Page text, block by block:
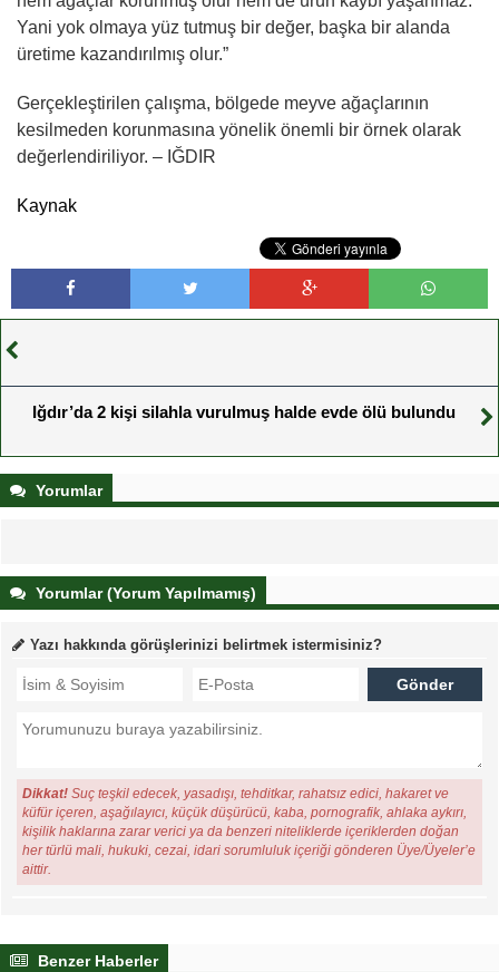
Yani yok olmaya yüz tutmuş bir değer, başka bir alanda
üretime kazandırılmış olur.”
Gerçekleştirilen çalışma, bölgede meyve ağaçlarının
kesilmeden korunmasına yönelik önemli bir örnek olarak
değerlendiriliyor. – IĞDIR
Kaynak
Iğdır’da 2 kişi silahla vurulmuş halde evde ölü bulundu
Yorumlar
Yorumlar (Yorum Yapılmamış)
Yazı hakkında görüşlerinizi belirtmek istermisiniz?
Dikkat! Suç teşkil edecek, yasadışı, tehditkar, rahatsız edici, hakaret ve
küfür içeren, aşağılayıcı, küçük düşürücü, kaba, pornografik, ahlaka aykırı,
kişilik haklarına zarar verici ya da benzeri niteliklerde içeriklerden doğan
her türlü mali, hukuki, cezai, idari sorumluluk içeriği gönderen Üye/Üyeler’e
aittir.
Benzer Haberler